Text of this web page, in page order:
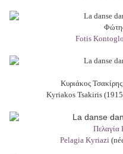
Fotis
Κυριάκος
Kyriakos Tsakiris
Πελαγία
Pelagia Kyriazi